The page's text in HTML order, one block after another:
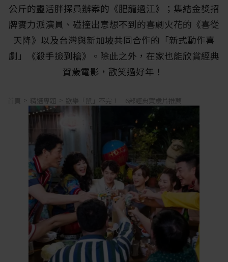
公斤的靈活胖探員辦案的《肥龍過江》；集結金獎招
牌實力派演員、碰撞出意想不到的喜劇火花的《喜從
天降》以及台灣與新加坡共同合作的「新式動作喜
劇」《殺手撿到槍》。除此之外，在家也能欣賞經典
賀歲電影，歡笑過好年！
首頁 精選專題 歡樂「鼠」不完！ 6部經典賀歲片推薦